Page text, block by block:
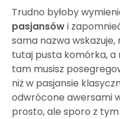
Trudno byłoby
pasjansówi
sama nazwa
tutaj pusta komórka, a
tam musisz
niż w pasjansie
odwrócone awersami
prosto, ale sporo z